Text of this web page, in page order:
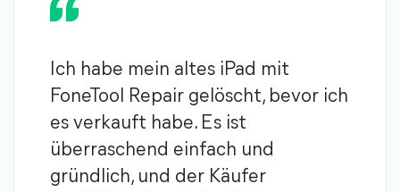
Ich habe mein altes iPad mit
FoneTool Repair gelöscht, bevor ich
es verkauft habe. Es ist
überraschend einfach und
gründlich, und der Käufer